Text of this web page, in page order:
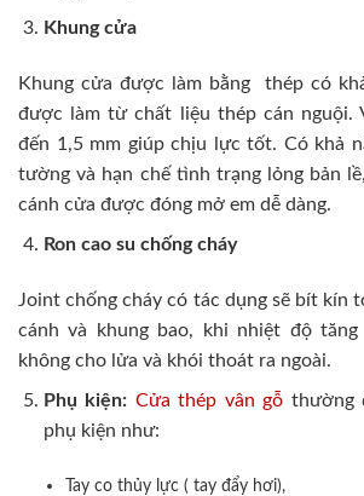
Khung cửa
Khung cửa được làm bằng thép có
được làm từ chất liệu thép cán
đến 1,5 mm giúp chịu lực tốt. Có khả
tường và hạn chế tình trạng lỏng bản
cánh cửa được đóng mở em dễ dàng.
Ron cao su chống cháy
Joint chống cháy có tác dụng sẽ bít kín
cánh và khung bao, khi nhiệt độ
không cho lửa và khói thoát ra ngoài.
Phụ kiện: Cửa thép vân gỗ thường
phụ kiện như:
Tay co thủy lực ( tay đẩy hơi),